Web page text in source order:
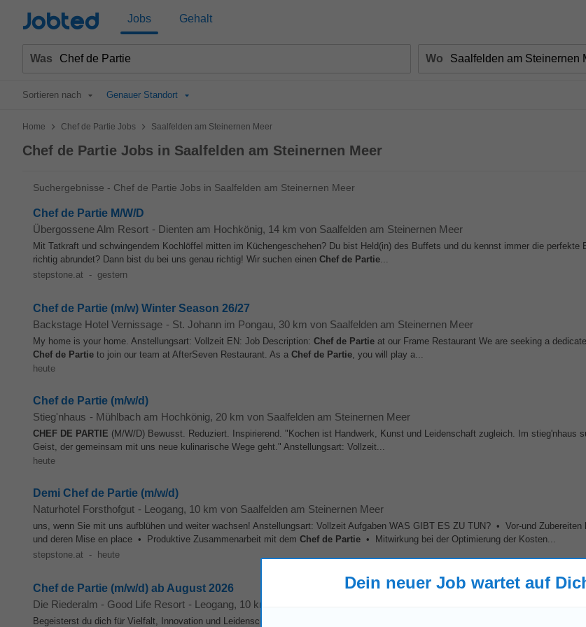
Jobted Jobs Gehalt
Was Wo
Sortieren nach Genauer Standort
Home > Chef de Partie Jobs > Saalfelden am Steinernen Meer
Chef de Partie Jobs in Saalfelden am Steinernen Meer
Suchergebnisse - Chef de Partie Jobs in Saalfelden am Steinernen Meer
Chef de Partie M/W/D
Übergossene Alm Resort - Dienten am Hochkönig, 14 km von Saalfelden am Steinernen Meer
Mit Tatkraft und schwingendem Kochlöffel mitten im Küchengeschehen? Du bist Held(in) des Buffets und du kennst immer die perfekte
richtig abrundet? Dann bist du bei uns genau richtig! Wir suchen einen Chef de Partie...
stepstone.at - gestern
Chef de Partie (m/w) Winter Season 26/27
Backstage Hotel Vernissage - St. Johann im Pongau, 30 km von Saalfelden am Steinernen Meer
My home is your home. Anstellungsart: Vollzeit EN: Job Description: Chef de Partie at our Frame Restaurant We are seeking a
Chef de Partie to join our team at AfterSeven Restaurant. As a Chef de Partie, you will play a...
heute
Chef de Partie (m/w/d)
Stieg'nhaus - Mühlbach am Hochkönig, 20 km von Saalfelden am Steinernen Meer
CHEF DE PARTIE (M/W/D) Bewusst. Reduziert. Inspirierend. "Kochen ist Handwerk, Kunst und Leidenschaft zugleich. Im stieg'nhaus
Geist, der gemeinsam mit uns neue kulinarische Wege geht." Anstellungsart: Vollzeit...
heute
Demi Chef de Partie (m/w/d)
Naturhotel Forsthofgut - Leogang, 10 km von Saalfelden am Steinernen Meer
uns, wenn Sie mit uns aufblühen und weiter wachsen! Anstellungsart: Vollzeit Aufgaben WAS GIBT ES ZU TUN? • Vor-und Zubereiten
und deren Mise en place • Produktive Zusammenarbeit mit dem Chef de Partie • Mitwirkung bei der Optimierung der Kosten...
stepstone.at - heute
Chef de Partie (m/w/d) ab August 2026
Die Riederalm - Good Life Resort - Leogang, 10 km von Saalfelden am Steinernen Meer
Begeisterst du dich für Vielfalt, Innovation und Leidenschaft? Du liebst regionale Küche, starke Teams und höchste Qualität? Dann bist
Dein neuer Job wartet auf